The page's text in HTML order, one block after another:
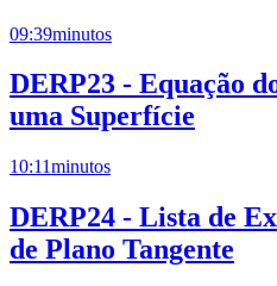
09:39minutos
DERP23 - Equação
uma Superfície
10:11minutos
DERP24 - Lista de
de Plano Tangente